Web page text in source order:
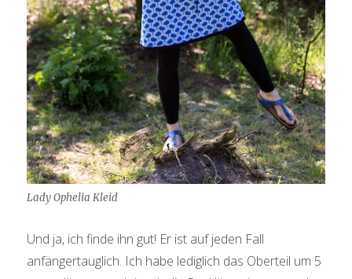
Lady Ophelia Kleid
Und ja, ich finde ihn gut! Er ist auf jeden Fall
anfängertauglich. Ich habe lediglich das Oberteil um 5